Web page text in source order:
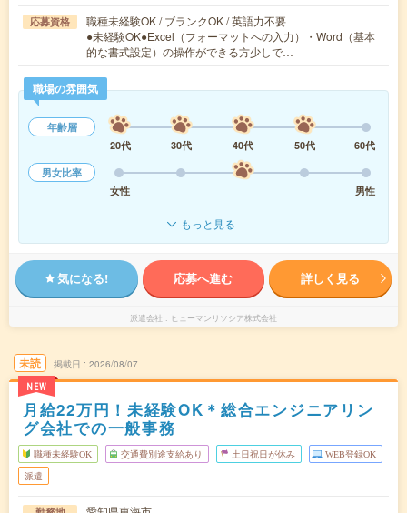
応募資格
職種未経験OK / ブランクOK / 英語力不要
●未経験OK●Excel（フォーマットへの入力）・Word（基本
的な書式設定）の操作ができる方少しで…
職場の雰囲気
年齢層
20代
30代 40代 50代
60代
男女比率
女性
男性
もっと見る
気になる! 応募へ進む 詳しく見る
派遣会社 ヒューマンリソシア株式会社
未読
NEW
掲載日 2026/08/07
月給22万円！未経験OK＊総合エンジニアリン
グ会社での一般事務
職種未経験OK 交通費別途支給あり 土日祝日が休み WEB登録OK
派遣